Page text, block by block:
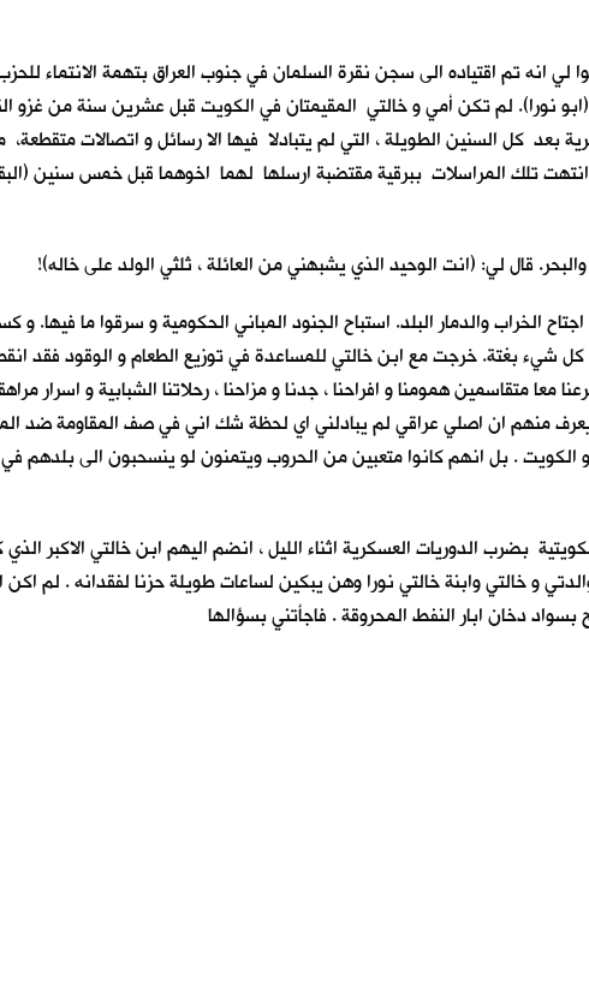
انه تم اقتياده الى سجن نقرة السلمان في جنوب العراق بتهمة الانتماء
نورا). لم تكن أمي و خالتي المقيمتان في الكويت قبل عشرين سنة من غزو
بعد كل السنين الطويلة ، التي لم يتبادلا فيها الا رسائل و اتصالات
تلك المراسلات ببرقية مقتضبة ارسلها لهما اخوهما قبل خمس سنين
قال لي: (انت الوحيد الذي يشبهني من العائلة ، ثلثي الولد على خاله)!
الخراب والدمار البلد. استباح الجنود المباني الحكومية و سرقوا ما فيها. و
بغتة. خرجت مع ابن خالتي للمساعدة في توزيع الطعام و الوقود فقد
متقاسمين همومنا و افراحنا ، جدنا و مزاحنا ، رحلاتنا الشبابية و اسرار
منهم ان اصلي عراقي لم يبادلني اي لحظة شك اني في صف المقاومة ضد
الكويت . بل انهم كانوا متعبين من الحروب ويتمنون لو ينسحبون الى
بضرب الدوريات العسكرية اثناء الليل ، انضم اليهم ابن خالتي الاكبر
و خالتي وابنة خالتي نورا وهن يبكين لساعات طويلة حزنا لفقدانه . لم
دخان ابار النفط المحروقة . فاجأتني بسؤالها